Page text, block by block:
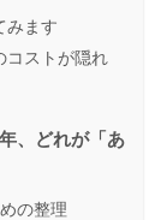
みます
コストが隠れ
、どれが「あ
の整理